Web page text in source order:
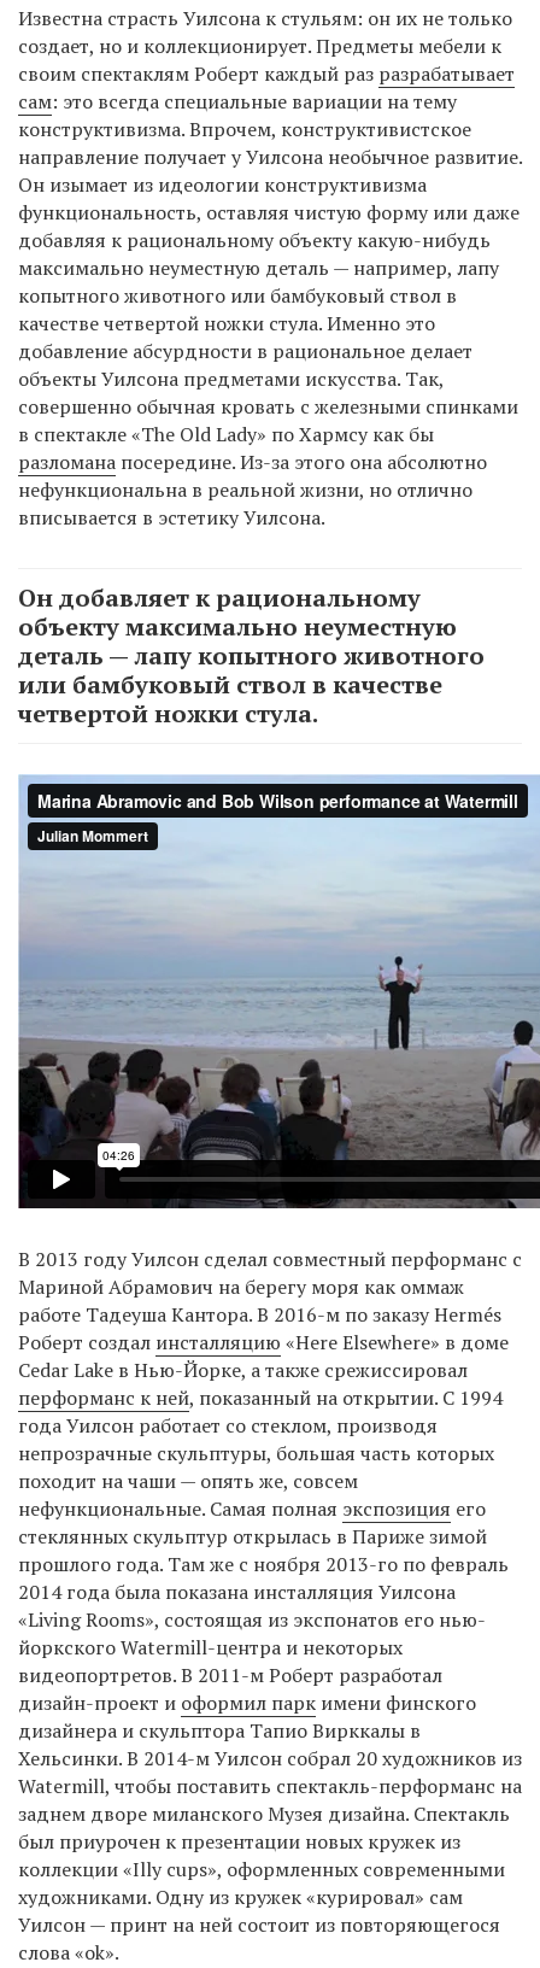
Известна страсть Уилсона к стульям: он их не только
создает, но и коллекционирует. Предметы мебели к
своим спектаклям Роберт каждый раз разрабатывает
сам: это всегда специальные вариации на тему
конструктивизма. Впрочем, конструктивистское
направление получает у Уилсона необычное развитие.
Он изымает из идеологии конструктивизма
функциональность, оставляя чистую форму или даже
добавляя к рациональному объекту какую-нибудь
максимально неуместную деталь — например, лапу
копытного животного или бамбуковый ствол в
качестве четвертой ножки стула. Именно это
добавление абсурдности в рациональное делает
объекты Уилсона предметами искусства. Так,
совершенно обычная кровать с железными спинками
в спектакле «The Old Lady» по Хармсу как бы
разломана посередине. Из-за этого она абсолютно
нефункциональна в реальной жизни, но отлично
вписывается в эстетику Уилсона.
Он добавляет к рациональному
объекту максимально неуместную
деталь — лапу копытного животного
или бамбуковый ствол в качестве
четвертой ножки стула.
В 2013 году Уилсон сделал совместный перформанс с
Мариной Абрамович на берегу моря как оммаж
работе Тадеуша Кантора. В 2016-м по заказу Hermés
Роберт создал инсталляцию «Here Elsewhere» в доме
Cedar Lake в Нью-Йорке, а также срежиссировал
перформанс к ней, показанный на открытии. С 1994
года Уилсон работает со стеклом, производя
непрозрачные скульптуры, большая часть которых
походит на чаши — опять же, совсем
нефункциональные. Самая полная экспозиция его
стеклянных скульптур открылась в Париже зимой
прошлого года. Там же с ноября 2013-го по февраль
2014 года была показана инсталляция Уилсона
«Living Rooms», состоящая из экспонатов его нью-
йоркского Watermill-центра и некоторых
видеопортретов. В 2011-м Роберт разработал
дизайн-проект и оформил парк имени финского
дизайнера и скульптора Тапио Вирккалы в
Хельсинки. В 2014-м Уилсон собрал 20 художников из
Watermill, чтобы поставить спектакль-перформанс на
заднем дворе миланского Музея дизайна. Спектакль
был приурочен к презентации новых кружек из
коллекции «Illy cups», оформленных современными
художниками. Одну из кружек «курировал» сам
Уилсон — принт на ней состоит из повторяющегося
слова «ok».